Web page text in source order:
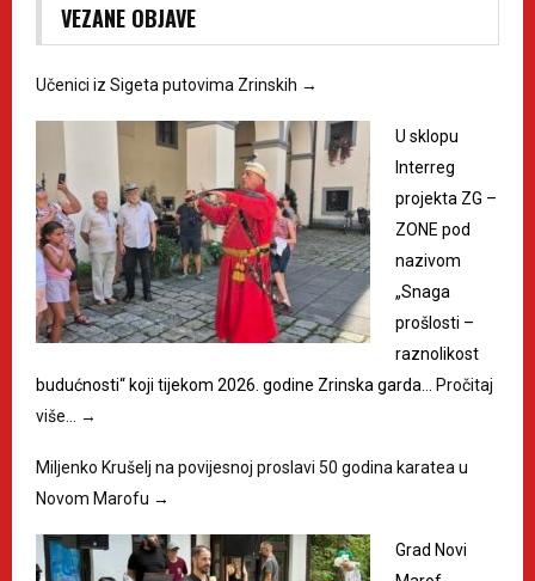
VEZANE OBJAVE
Učenici iz Sigeta putovima Zrinskih →
U sklopu
Interreg
projekta ZG –
ZONE pod
nazivom
„Snaga
prošlosti –
raznolikost
budućnosti“ koji tijekom 2026. godine Zrinska garda…
Pročitaj
više…
→
Miljenko Krušelj na povijesnoj proslavi 50 godina karatea u
Novom Marofu →
Grad Novi